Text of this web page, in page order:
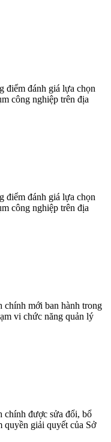
điểm đánh giá lựa chọn
công nghiệp trên địa
điểm đánh giá lựa chọn
công nghiệp trên địa
chính mới ban hành trong
vi chức năng quản lý
chính được sửa đổi, bổ
quyền giải quyết của Sở